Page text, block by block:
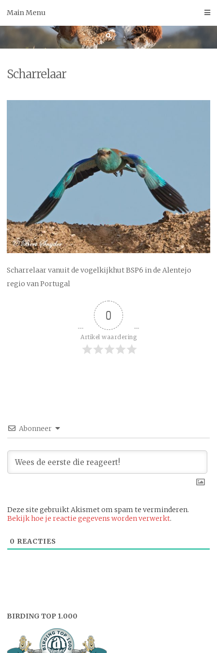
Main Menu
Scharrelaar
Scharrelaar vanuit de vogelkijkhut BSP6 in de Alentejo
regio van Portugal
0
Artikel waardering
Abonneer
Deze site gebruikt Akismet om spam te verminderen.
Bekijk hoe je reactie gegevens worden verwerkt.
0 REACTIES
BIRDING TOP 1.000